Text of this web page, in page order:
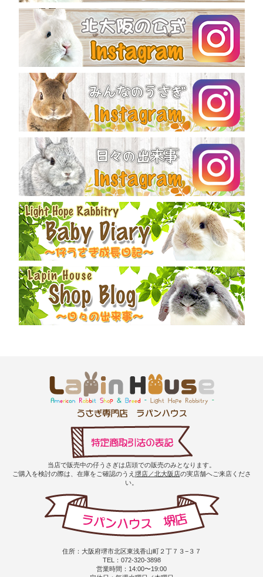
当店で販売中の仔うさぎは店頭での販売のみとなります。
ご購入を検討の際は、在庫をご確認のうえ 堺店／北大阪店の実店舗へご来店くださ
い。
住所：大阪府堺市北区東浅香山町２丁７３−３７
TEL：072-320-3898
営業時間：14:00〜19:00